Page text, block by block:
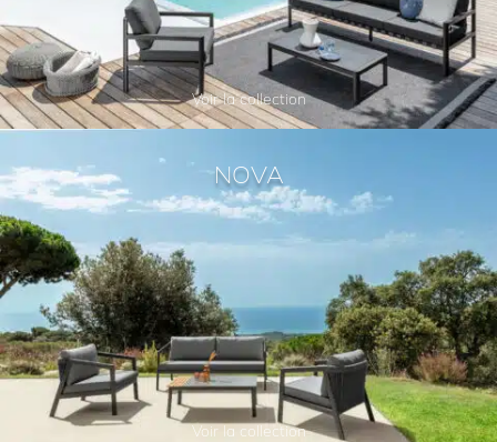
Voir la collection
NOVA
Voir la collection